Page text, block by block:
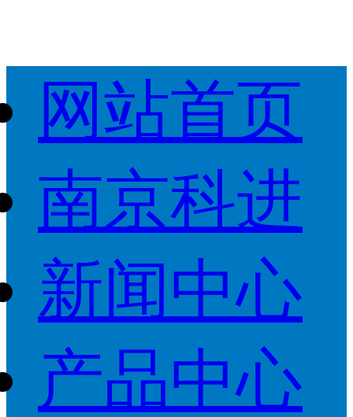
网站首页
南京科进
新闻中心
产品中心